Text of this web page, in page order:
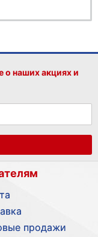
о наших акциях и
продажи